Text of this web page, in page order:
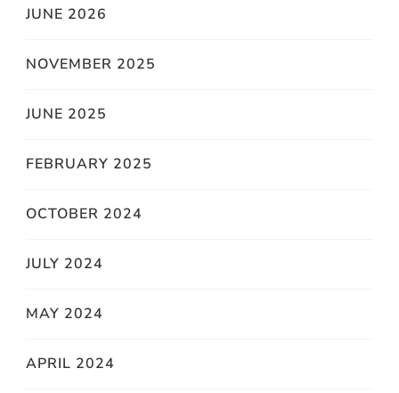
JUNE 2026
NOVEMBER 2025
JUNE 2025
FEBRUARY 2025
OCTOBER 2024
JULY 2024
MAY 2024
APRIL 2024